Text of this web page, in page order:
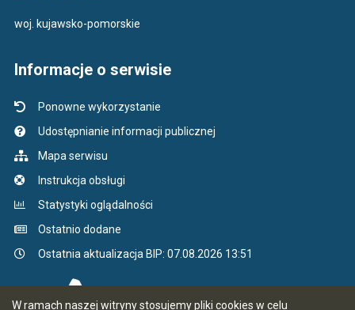
W ramach naszej witryny stosujemy pliki cookies w celu
woj. kujawsko-pomorskie
Informacje o serwisie
Ponowne wykorzystanie
Udostępnianie informacji publicznej
Mapa serwisu
Instrukcja obsługi
Statystyki oglądalności
Ostatnio dodane
Ostatnia aktualizacja BIP: 07.08.2026 13:51